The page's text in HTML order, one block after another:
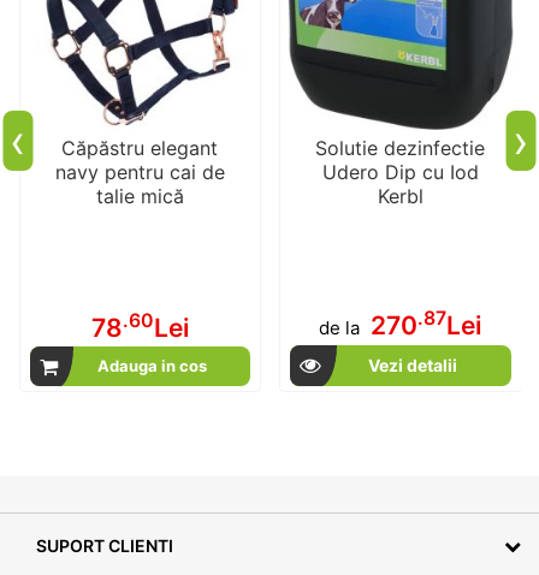
Căpăstru elegant
navy pentru cai de
talie mică
78.60Lei
Adauga in cos
Solutie dezinfectie
Udero Dip cu Iod
Kerbl
de la 270.87Lei
Vezi detalii
‹ ›
SUPORT CLIENTI